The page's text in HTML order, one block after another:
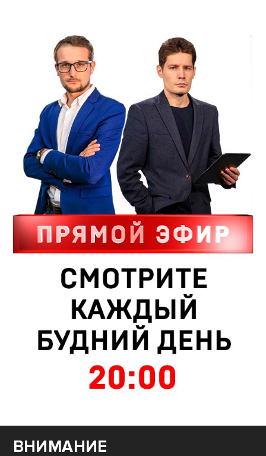
ВНИМАНИЕ